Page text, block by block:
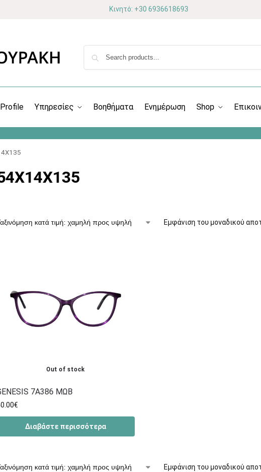
Κινητό: +30 6936618693
Υπηρεσίες Βοηθήματα Ενημέρωση Shop
Εμφάνιση του μοναδικού
Out of stock
7A386 ΜΩΒ
€
Διαβάστε περισσότερα
Εμφάνιση του μοναδικού